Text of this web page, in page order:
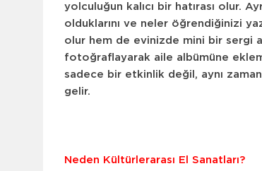
yolculuğun kalıcı bir hatırası olur.
olduklarını ve neler öğrendiğinizi
olur hem de evinizde mini bir sergi
fotoğraflayarak aile albümüne
sadece bir etkinlik değil, aynı
gelir.
Neden Kültürlerarası El Sanatları?